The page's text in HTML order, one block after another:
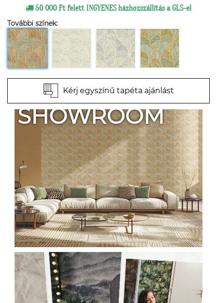
50 000 Ft felett INGYENES házhozszállítás a GLS-el
További színek:
Kérj egyszínű tapéta ajánlást
SHOWROOM